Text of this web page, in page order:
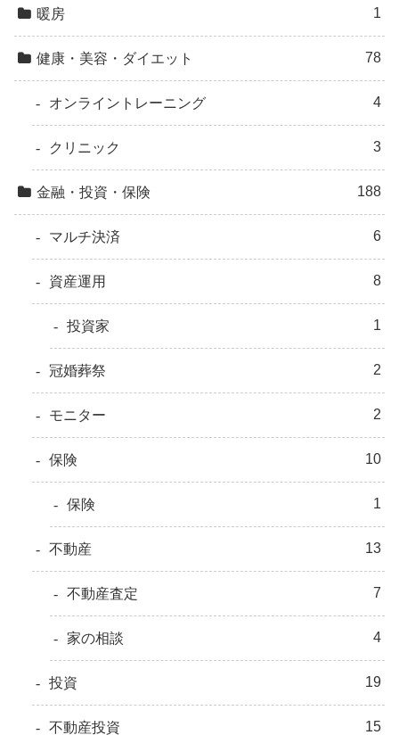
暖房 1
健康・美容・ダイエット 78
オンライントレーニング 4
クリニック 3
金融・投資・保険 188
マルチ決済 6
資産運用 8
投資家 1
冠婚葬祭 2
モニター 2
保険 10
保険 1
不動産 13
不動産査定 7
家の相談 4
投資 19
不動産投資 15